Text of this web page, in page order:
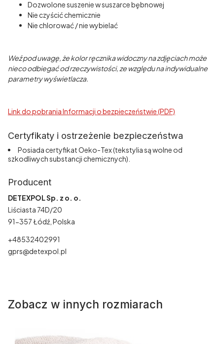
Dozwolone suszenie w suszarce bębnowej
Nie czyścić chemicznie
Nie chlorować / nie wybielać
Weź pod uwagę, że kolor ręcznika widoczny na zdjęciach może
nieco odbiegać od rzeczywistości, ze względu na indywidualne
parametry wyświetlacza.
Link do pobrania Informacji o bezpieczeństwie (PDF)
Certyfikaty i ostrzeżenie bezpieczeństwa
Posiada certyfikat Oeko-Tex (tekstylia są wolne od
szkodliwych substancji chemicznych).
Producent
DETEXPOL Sp. z o. o.
Liściasta 74D/20
91-357 Łódź, Polska
+48532402991
gprs@detexpol.pl
Zobacz w innych rozmiarach